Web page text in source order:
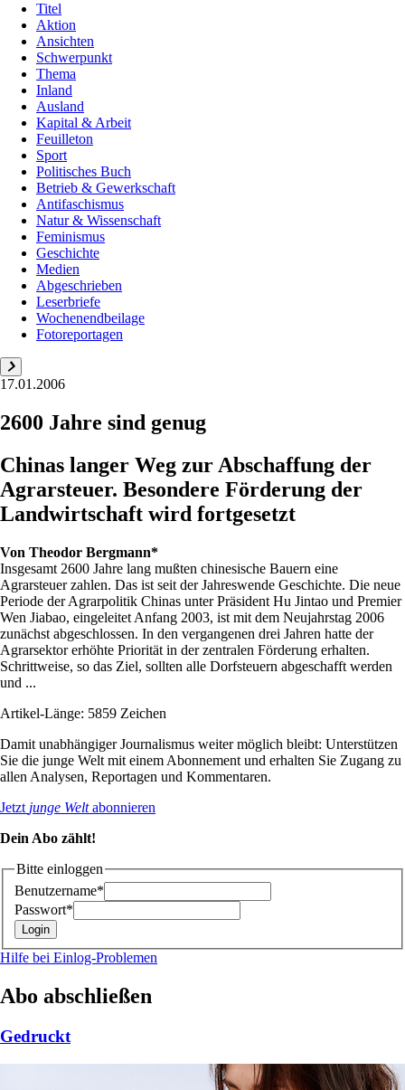
Titel
Aktion
Ansichten
Schwerpunkt
Thema
Inland
Ausland
Kapital & Arbeit
Feuilleton
Sport
Politisches Buch
Betrieb & Gewerkschaft
Antifaschismus
Natur & Wissenschaft
Feminismus
Geschichte
Medien
Abgeschrieben
Leserbriefe
Wochenendbeilage
Fotoreportagen
17.01.2006
2600 Jahre sind genug
Chinas langer Weg zur Abschaffung der
Agrarsteuer. Besondere Förderung der
Landwirtschaft wird fortgesetzt
Von Theodor Bergmann*
Insgesamt 2600 Jahre lang mußten chinesische Bauern eine
Agrarsteuer zahlen. Das ist seit der Jahreswende Geschichte. Die neue
Periode der Agrarpolitik Chinas unter Präsident Hu Jintao und Premier
Wen Jiabao, eingeleitet Anfang 2003, ist mit dem Neujahrstag 2006
zunächst abgeschlossen. In den vergangenen drei Jahren hatte der
Agrarsektor erhöhte Priorität in der zentralen Förderung erhalten.
Schrittweise, so das Ziel, sollten alle Dorfsteuern abgeschafft werden
und ...
Artikel-Länge: 5859 Zeichen
Damit unabhängiger Journalismus weiter möglich bleibt: Unterstützen
Sie die junge Welt mit einem Abonnement und erhalten Sie Zugang zu
allen Analysen, Reportagen und Kommentaren.
Jetzt junge Weltabonnieren
Dein Abo zählt!
Bitte einloggen
Benutzername*
Passwort*
Hilfe bei Einlog-Problemen
Abo abschließen
Gedruckt